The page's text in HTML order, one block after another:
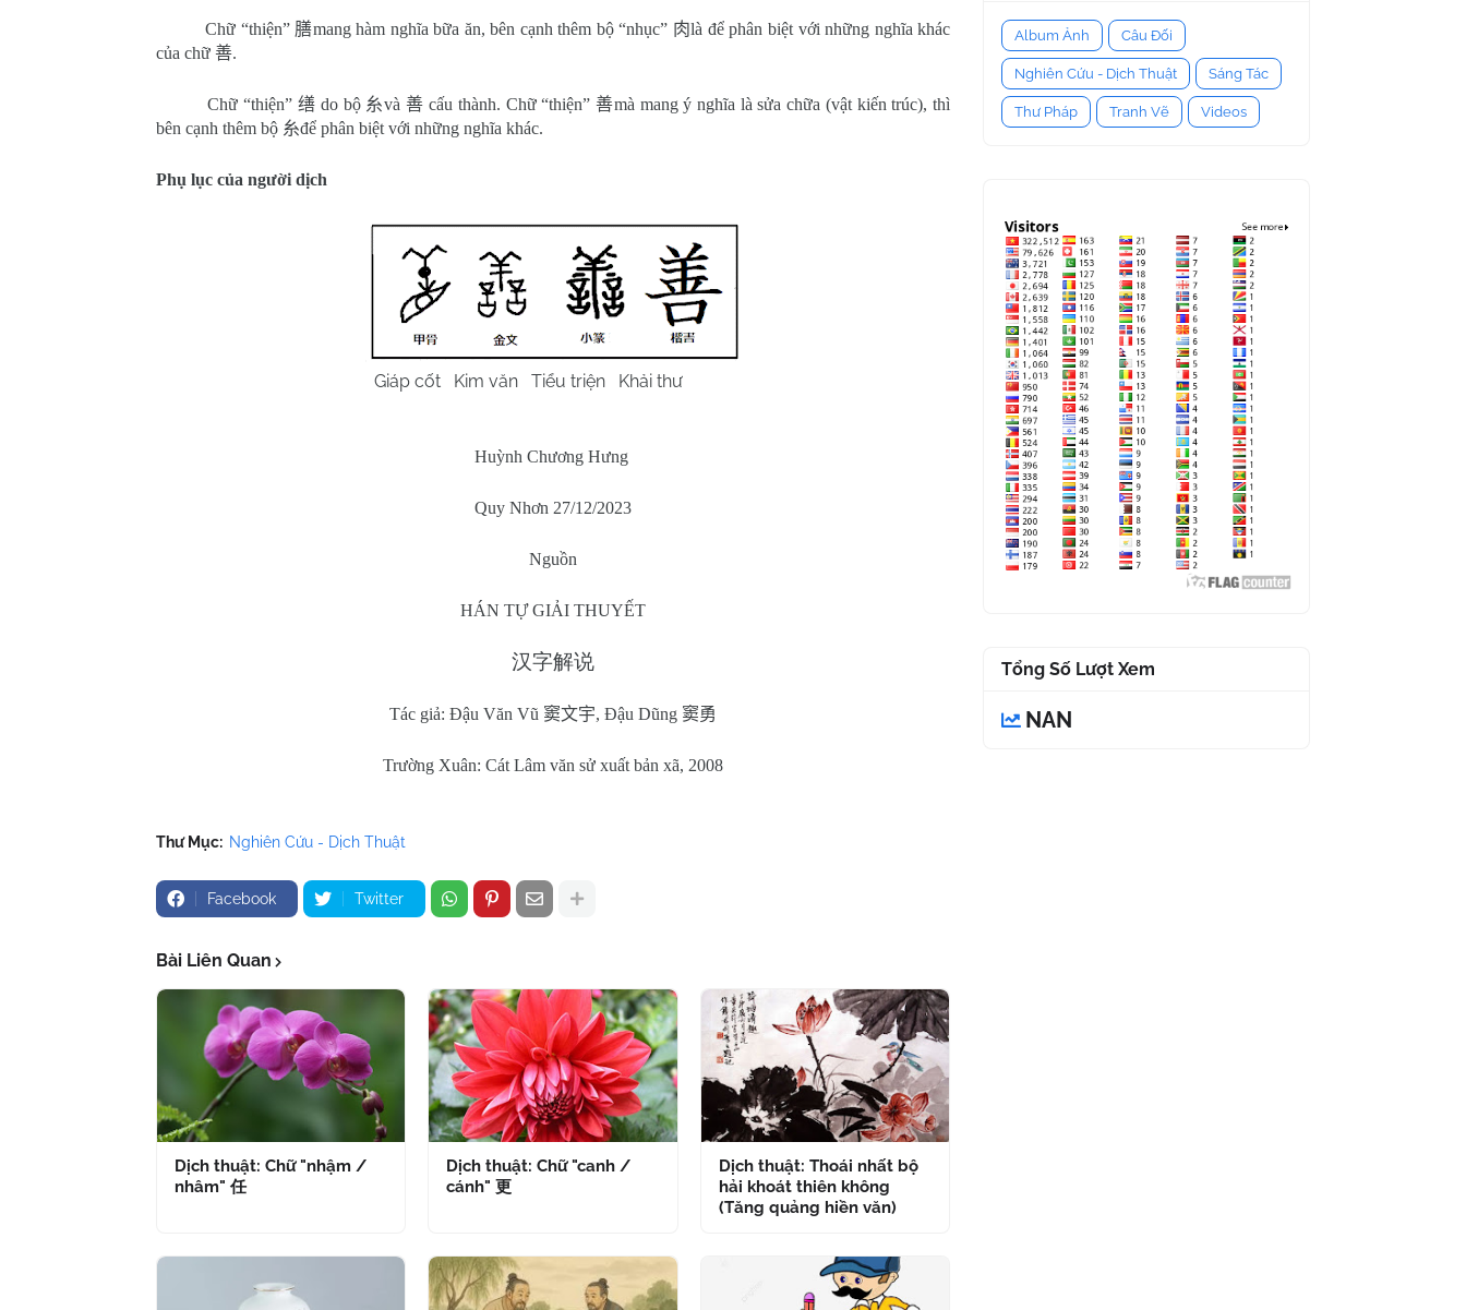
Chữ “thiện” 膳mang hàm nghĩa bữa ăn, bên cạnh thêm bộ “nhục” 肉là để phân biệt với những nghĩa khác
của chữ 善.
Chữ “thiện” 缮 do bộ 糸và 善 cấu thành. Chữ “thiện”善mà mang ý nghĩa là sửa chữa (vật kiến trúc), thì
bên cạnh thêm bộ 糸để phân biệt với những nghĩa khác.
Phụ lục của người dịch
Giáp cốt Kim văn Tiểu triện Khải thư
Huỳnh Chương Hưng
Quy Nhơn 27/12/2023
Nguồn
HÁN TỰ GIẢI THUYẾT
汉字解说
Tác giả: Đậu Văn Vũ 窦文宇, Đậu Dũng 窦勇
Trường Xuân: Cát Lâm văn sử xuất bản xã, 2008
Thư Mục: Nghiên Cứu - Dịch Thuật
Facebook Twitter
Bài Liên Quan
Dịch thuật: Chữ "nhậm /
nhâm" 任
Dịch thuật: Chữ "canh /
cánh" 更
Dịch thuật: Thoái nhất bộ
hải khoát thiên không
(Tăng quảng hiền văn)
Album Ảnh Câu Đối
Nghiên Cứu - Dịch Thuật Sáng Tác
Thư Pháp Tranh Vẽ Videos
Tổng Số Lượt Xem
NAN